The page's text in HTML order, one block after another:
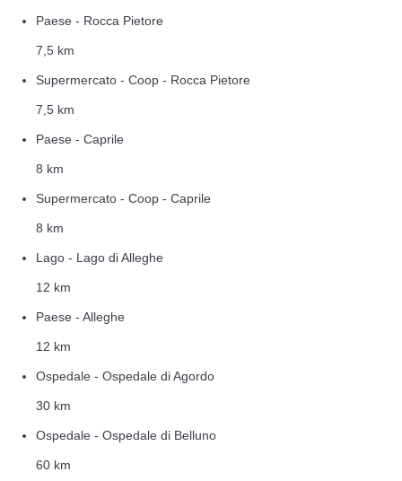
Paese - Rocca Pietore
7,5 km
Supermercato - Coop - Rocca Pietore
7,5 km
Paese - Caprile
8 km
Supermercato - Coop - Caprile
8 km
Lago - Lago di Alleghe
12 km
Paese - Alleghe
12 km
Ospedale - Ospedale di Agordo
30 km
Ospedale - Ospedale di Belluno
60 km